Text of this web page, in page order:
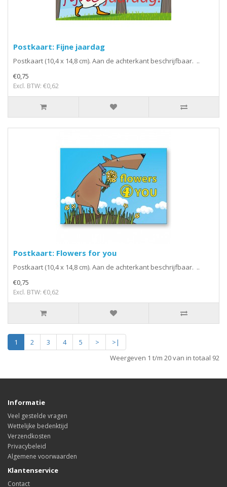
Postkaart: Fijne jaardag
Postkaart (10,4 x 14,8 cm). Aan de achterkant beschrijfbaar. ..
€0,75
Excl. BTW: €0,62
Postkaart: Flowers for you
Postkaart (10,4 x 14,8 cm). Aan de achterkant beschrijfbaar. ..
€0,75
Excl. BTW: €0,62
1 2 3 4 5 >
>|
Weergeven 1 t/m 20 van in totaal 92
Informatie
Veel gestelde vragen
Wettelijke bedenktijd
Verzendkosten
Privacybeleid
Algemene voorwaarden
Klantenservice
Contact